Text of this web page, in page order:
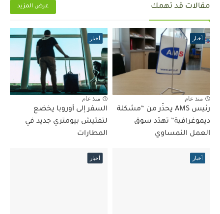
مقالات قد تهمك عرض المزيد
أخبار
منذ عام
رئيس AMS يحذّر من “مشكلة
ديموغرافية” تهدّد سوق
العمل النمساوي
أخبار
منذ عام
السفر إلى أوروبا يخضع
لتفتيش بيومتري جديد في
المطارات
أخبار أخبار